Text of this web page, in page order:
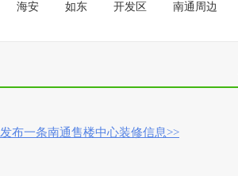
海安 如东 开发区 南通周边
布一条南通售楼中心装修信息>>